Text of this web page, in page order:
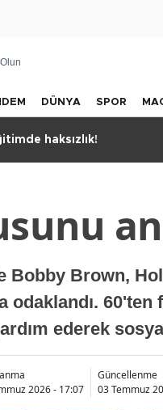
DÜNYA SPOR
haksızlık!
Bobby Brown,
odaklandı.
ederek
2026 - 17:07
Güncellenme
03 Temmuz